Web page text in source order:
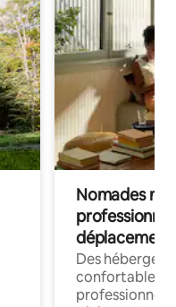
Nomades
déplacement
Des
confortables
professionnels